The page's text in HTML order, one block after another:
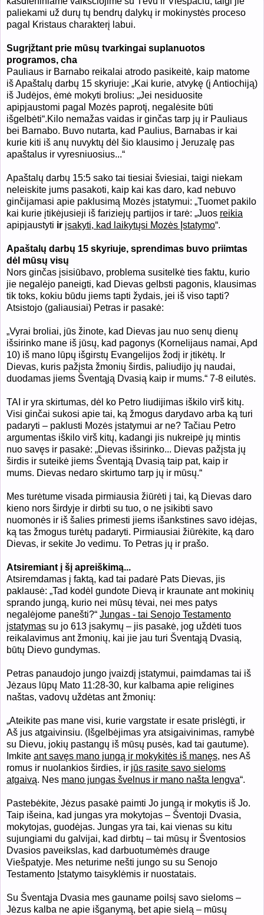
paliekami už durų tų bendrų dalykų ir mokinystės proceso
pagal Kristaus charakterį labui.
Sugrįžtant prie mūsų tvarkingai suplanuotos
programos, cha
Pauliaus ir Barnabo reikalai atrodo pasikeitė, kaip matome
iš Apaštalų darbų 15 skyriuje: „Kai kurie, atvykę (į Antiochiją)
iš Judėjos, ėmė mokyti brolius: „Jei nesiduosite
apipjaustomi pagal Mozės paprotį, negalėsite būti
išgelbėti“.Kilo nemažas vaidas ir ginčas tarp jų ir Pauliaus
bei Barnabo. Buvo nutarta, kad Paulius, Barnabas ir kai
kurie kiti iš anų nuvyktų dėl šio klausimo į Jeruzalę pas
apaštalus ir vyresniuosius...“
Apaštalų darbų 15:5 sako tai tiesiai šviesiai, taigi niekam
neleiskite jums pasakoti, kaip kai kas daro, kad nebuvo
ginčijamasi apie paklusimą Mozės įstatymui: „Tuomet pakilo
kai kurie įtikėjusieji iš fariziejų partijos ir tarė: „Juos reikia
apipjaustyti ir įsakyti, kad laikytųsi Mozės Įstatymo“.
Apaštalų darbų 15 skyriuje, sprendimas buvo priimtas
dėl mūsų visų
Nors ginčas įsisiūbavo, problema susitelkė ties faktu, kurio
jie negalėjo paneigti, kad Dievas gelbsti pagonis, klausimas
tik toks, kokiu būdu jiems tapti žydais, jei iš viso tapti?
Atsistojo (galiausiai) Petras ir pasakė:
„Vyrai broliai, jūs žinote, kad Dievas jau nuo senų dienų
išsirinko mane iš jūsų, kad pagonys (Kornelijaus namai, Apd
10) iš mano lūpų išgirstų Evangelijos žodį ir įtikėtų. Ir
Dievas, kuris pažįsta žmonių širdis, paliudijo jų naudai,
duodamas jiems Šventąją Dvasią kaip ir mums.“ 7-8 eilutės.
TAI ir yra skirtumas, dėl ko Petro liudijimas iškilo virš kitų.
Visi ginčai sukosi apie tai, ką žmogus darydavo arba ką turi
padaryti – paklusti Mozės įstatymui ar ne? Tačiau Petro
argumentas iškilo virš kitų, kadangi jis nukreipė jų mintis
nuo savęs ir pasakė: „Dievas išsirinko... Dievas pažįsta jų
širdis ir suteikė jiems Šventąją Dvasią taip pat, kaip ir
mums. Dievas nedaro skirtumo tarp jų ir mūsų.“
Mes turėtume visada pirmiausia žiūrėti į tai, ką Dievas daro
kieno nors širdyje ir dirbti su tuo, o ne įsikibti savo
nuomonės ir iš šalies primesti jiems išankstines savo idėjas,
ką tas žmogus turėtų padaryti. Pirmiausiai žiūrėkite, ką daro
Dievas, ir sekite Jo vedimu. To Petras jų ir prašo.
Atsiremiant į šį apreiškimą...
Atsiremdamas į faktą, kad tai padarė Pats Dievas, jis
paklausė: „Tad kodėl gundote Dievą ir kraunate ant mokinių
sprando jungą, kurio nei mūsų tėvai, nei mes patys
negalėjome panešti?“ Jungas - tai Senojo Testamento
įstatymas su jo 613 įsakymų – jis pasakė, jog uždėti tuos
reikalavimus ant žmonių, kai jie jau turi Šventąją Dvasią,
būtų Dievo gundymas.
Petras panaudojo jungo įvaizdį įstatymui, paimdamas tai iš
Jėzaus lūpų Mato 11:28-30, kur kalbama apie religines
naštas, vadovų uždėtas ant žmonių:
„Ateikite pas mane visi, kurie vargstate ir esate prislėgti, ir
Aš jus atgaivinsiu. (Išgelbėjimas yra atsigaivinimas, ramybė
su Dievu, jokių pastangų iš mūsų pusės, kad tai gautume).
Imkite ant savęs mano jungą ir mokykitės iš manęs, nes Aš
romus ir nuolankios širdies, ir jūs rasite savo sieloms
atgaivą. Nes mano jungas švelnus ir mano našta lengva“.
Pastebėkite, Jėzus pasakė paimti Jo jungą ir mokytis iš Jo.
Taip išeina, kad jungas yra mokytojas – Šventoji Dvasia,
mokytojas, guodėjas. Jungas yra tai, kai vienas su kitu
sujungiami du galvijai, kad dirbtų – tai mūsų ir Šventosios
Dvasios paveikslas, kad darbuotumėmės drauge
Viešpatyje. Mes neturime nešti jungo su su Senojo
Testamento Įstatymo taisyklėmis ir nuostatais.
Su Šventąja Dvasia mes gauname poilsį savo sieloms –
Jėzus kalba ne apie išganymą, bet apie sielą – mūsų